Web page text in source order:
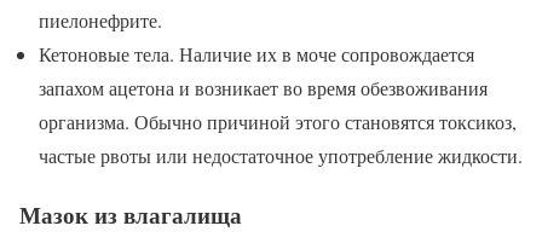
пиелонефрите.
Кетоновые тела. Наличие их в моче сопровождается
запахом ацетона и возникает во время обезвоживания
организма. Обычно причиной этого становятся токсикоз,
частые рвоты или недостаточное употребление жидкости.
Мазок из влагалища